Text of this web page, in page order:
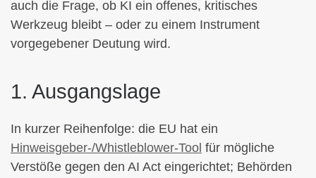
auch die Frage, ob KI ein offenes, kritisches
Werkzeug bleibt – oder zu einem Instrument
vorgegebener Deutung wird.
1. Ausgangslage
In kurzer Reihenfolge: die EU hat ein
Hinweisgeber-/Whistleblower-Tool für mögliche
Verstöße gegen den AI Act eingerichtet; Behörden